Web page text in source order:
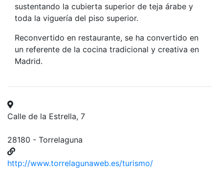
sustentando la cubierta superior de teja árabe y
toda la viguería del piso superior.
Reconvertido en restaurante, se ha convertido en
un referente de la cocina tradicional y creativa en
Madrid.
Calle de la Estrella, 7
28180 - Torrelaguna
http://www.torrelagunaweb.es/turismo/